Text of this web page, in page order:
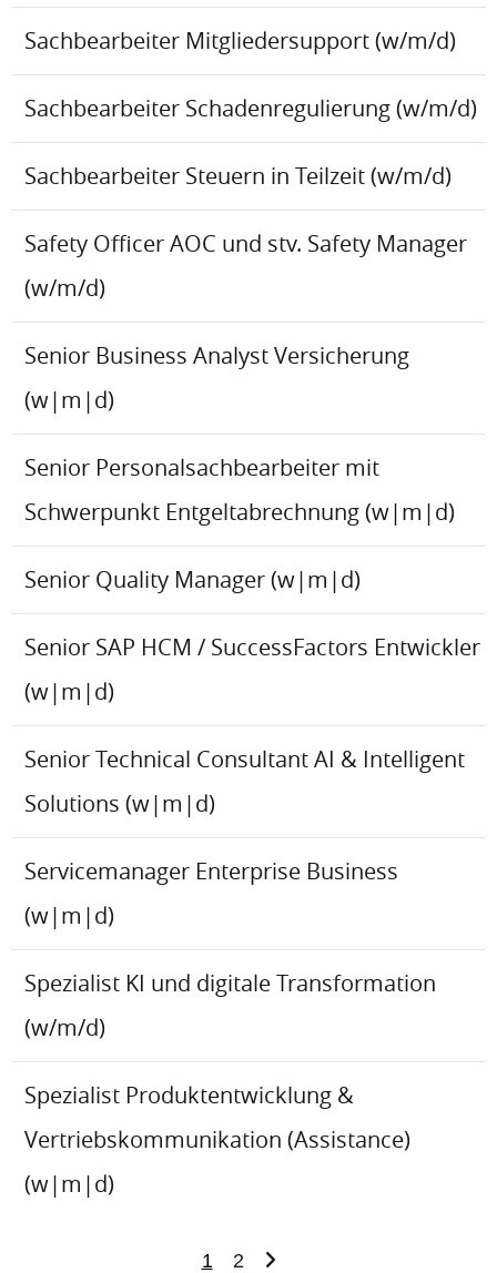
Sachbearbeiter Mitgliedersupport (w/m/d)
Sachbearbeiter Schadenregulierung (w/m/d)
Sachbearbeiter Steuern in Teilzeit (w/m/d)
Safety Officer AOC und stv. Safety Manager
(w/m/d)
Senior Business Analyst Versicherung
(w|m|d)
Senior Personalsachbearbeiter mit
Schwerpunkt Entgeltabrechnung (w|m|d)
Senior Quality Manager (w|m|d)
Senior SAP HCM / SuccessFactors Entwickler
(w|m|d)
Senior Technical Consultant AI & Intelligent
Solutions (w|m|d)
Servicemanager Enterprise Business
(w|m|d)
Spezialist KI und digitale Transformation
(w/m/d)
Spezialist Produktentwicklung &
Vertriebskommunikation (Assistance)
(w|m|d)
1 2